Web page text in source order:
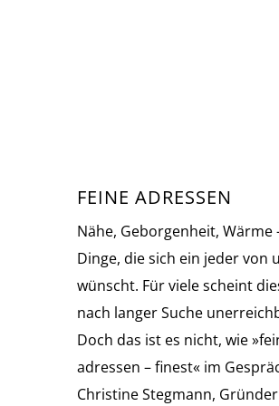
FEINE ADRESSEN
Nähe, Geborgenheit, Wärme
Dinge, die sich ein jeder von
wünscht. Für viele scheint
nach langer Suche
Doch das ist es nicht, wie
adressen – finest« im
Christine Stegmann,